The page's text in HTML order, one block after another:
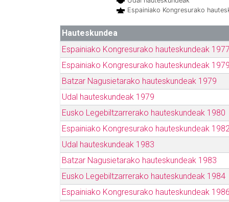
Espainiako Kongresurako
Hauteskundea
Espainiako Kongresurako hauteskundeak 1977
Espainiako Kongresurako hauteskundeak 1979
Batzar Nagusietarako hauteskundeak 1979
Udal hauteskundeak 1979
Eusko Legebiltzarrerako hauteskundeak 1980
Espainiako Kongresurako hauteskundeak 1982
Udal hauteskundeak 1983
Batzar Nagusietarako hauteskundeak 1983
Eusko Legebiltzarrerako hauteskundeak 1984
Espainiako Kongresurako hauteskundeak 1986